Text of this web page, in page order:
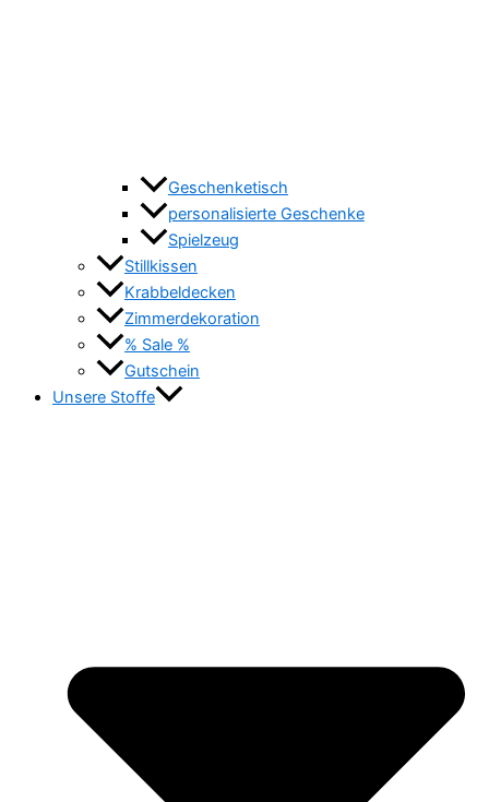
Geschenketisch
personalisierte Geschenke
Spielzeug
Stillkissen
Krabbeldecken
Zimmerdekoration
% Sale %
Gutschein
Unsere Stoffe